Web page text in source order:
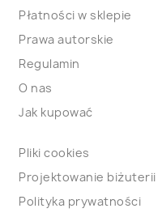
Płatności w sklepie
Prawa autorskie
Regulamin
O nas
Jak kupować
Pliki cookies
Projektowanie biżuterii
Polityka prywatności